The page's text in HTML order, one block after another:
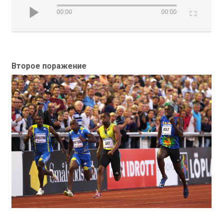
00:00 00:00
Второе поражение